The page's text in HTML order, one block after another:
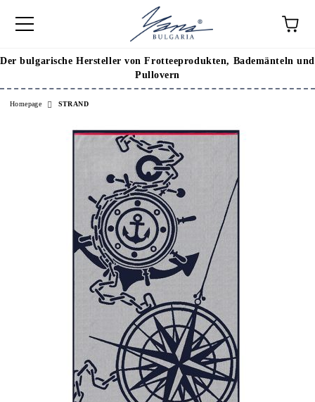
Der bulgarische Hersteller von Frotteeprodukten, Bademänteln und
Pullovern
Homepage STRAND